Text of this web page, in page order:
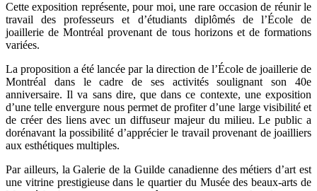
Cette exposition représente, pour moi, une rare occasion de réunir le
travail des professeurs et d’étudiants diplômés de l’École de
joaillerie de Montréal provenant de tous horizons et de formations
variées.
La proposition a été lancée par la direction de l’École de joaillerie de
Montréal dans le cadre de ses activités soulignant son 40e
anniversaire. Il va sans dire, que dans ce contexte, une exposition
d’une telle envergure nous permet de profiter d’une large visibilité et
de créer des liens avec un diffuseur majeur du milieu. Le public a
dorénavant la possibilité d’apprécier le travail provenant de joailliers
aux esthétiques multiples.
Par ailleurs, la Galerie de la Guilde canadienne des métiers d’art est
une vitrine prestigieuse dans le quartier du Musée des beaux-arts de